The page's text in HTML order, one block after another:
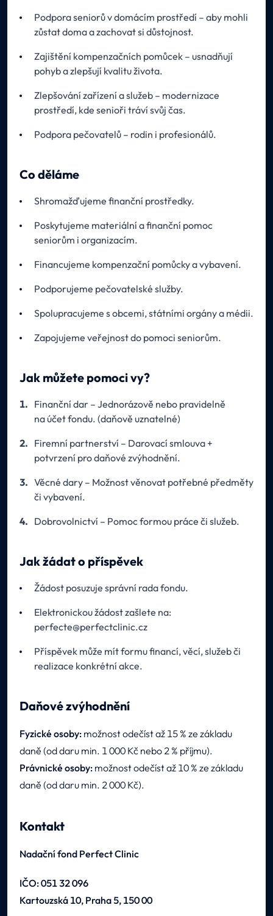
Podpora seniorů v domácím prostředí – aby mohli
zůstat doma a zachovat si důstojnost.
Zajištění kompenzačních pomůcek – usnadňují
pohyb a zlepšují kvalitu života.
Zlepšování zařízení a služeb – modernizace
prostředí, kde senioři tráví svůj čas.
Podpora pečovatelů – rodin i profesionálů.
Co děláme
Shromažďujeme finanční prostředky.
Poskytujeme materiální a finanční pomoc
seniorům i organizacím.
Financujeme kompenzační pomůcky a vybavení.
Podporujeme pečovatelské služby.
Spolupracujeme s obcemi, státními orgány a médii.
Zapojujeme veřejnost do pomoci seniorům.
Jak můžete pomoci vy?
Finanční dar – Jednorázově nebo pravidelně
na účet fondu. (daňově uznatelné)
Firemní partnerství – Darovací smlouva +
potvrzení pro daňové zvýhodnění.
Věcné dary – Možnost věnovat potřebné předměty
či vybavení.
Dobrovolnictví – Pomoc formou práce či služeb.
Jak žádat o příspěvek
Žádost posuzuje správní rada fondu.
Elektronickou žádost zašlete na:
perfecte@perfectclinic.cz
Příspěvek může mít formu financí, věcí, služeb či
realizace konkrétní akce.
Daňové zvýhodnění
Fyzické osoby: možnost odečíst až 15 % ze základu
daně (od daru min. 1 000 Kč nebo 2 % příjmu).
Právnické osoby: možnost odečíst až 10 % ze základu
daně (od daru min. 2 000 Kč).
Kontakt
Nadační fond Perfect Clinic
IČO: 051 32 096
Kartouzská 10, Praha 5, 150 00